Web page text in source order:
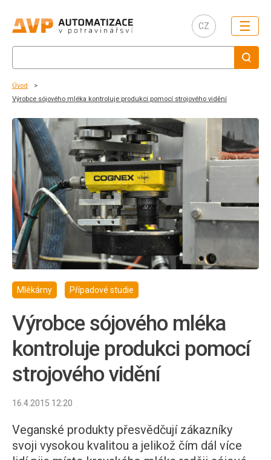
CZ ☰
Úvod
Výrobce sójového mléka kontroluje produkci pomocí strojového vidění
Mlékárny Případové studie
Výrobce sójového mléka
kontroluje produkci pomocí
strojového vidění
16.4.2015 12:20
Veganské produkty přesvědčují zákazníky
svoji vysokou kvalitou a jelikož čím dál více